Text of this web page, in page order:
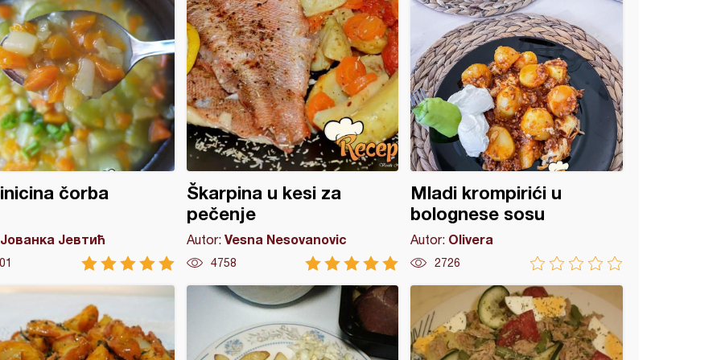
čorba
Јованка Јевтић
Škarpina u kesi za
pečenje
Autor: Vesna Nesovanovic
4758
Mladi krompirići u
bolognese sosu
Autor: Olivera
2726